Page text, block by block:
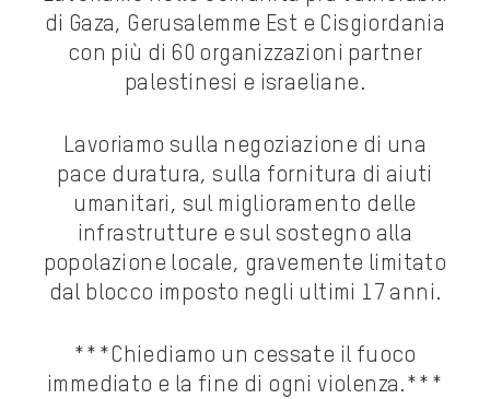
di Gaza, Gerusalemme Est e Cisgiordania
con più di 60 organizzazioni partner
palestinesi e israeliane.
Lavoriamo sulla negoziazione di una
pace duratura, sulla fornitura di aiuti
umanitari, sul miglioramento delle
infrastrutture e sul sostegno alla
popolazione locale, gravemente limitato
dal blocco imposto negli ultimi 17 anni.
***Chiediamo un cessate il fuoco
immediato e la fine di ogni violenza.***